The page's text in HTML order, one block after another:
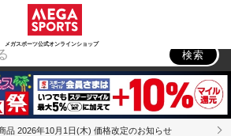
メガスポーツ公式オンラインショップ
トドア
検索
品 2026年10月1日(木) 価格改定のお知らせ